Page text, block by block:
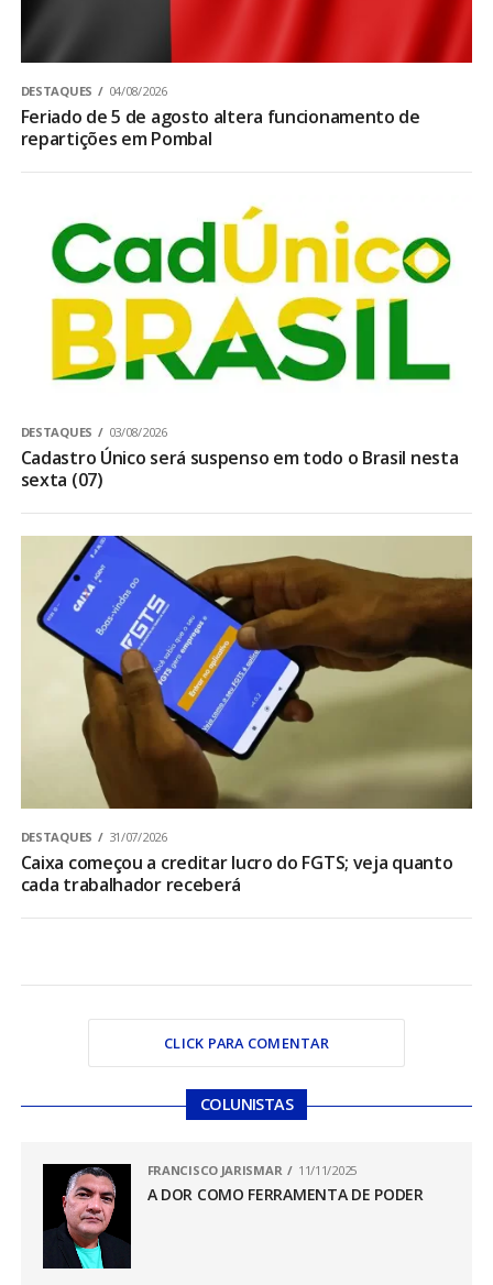
DESTAQUES 04/08/2026
Feriado de 5 de agosto altera funcionamento de
repartições em Pombal
DESTAQUES 03/08/2026
Cadastro Único será suspenso em todo o Brasil nesta
sexta (07)
DESTAQUES 31/07/2026
Caixa começou a creditar lucro do FGTS; veja quanto
cada trabalhador receberá
CLICK PARA COMENTAR
COLUNISTAS
FRANCISCO JARISMAR 11/11/2025
A DOR COMO FERRAMENTA DE PODER